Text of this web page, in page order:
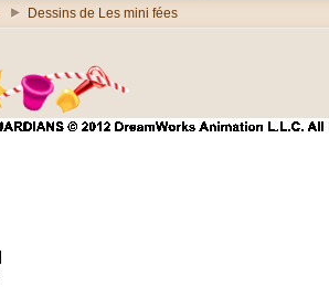
Dessins de Les mini fées